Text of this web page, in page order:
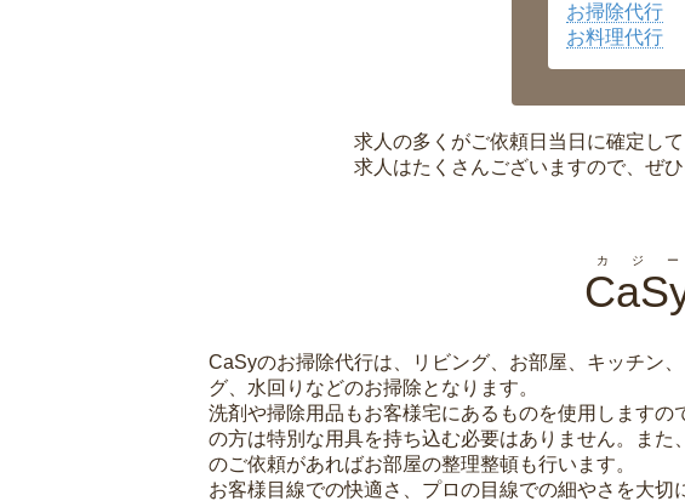
お掃除代行
お料理代行
求人の多くがご依頼日当日に確定し
求人はたくさんございますので、ぜ
カジー
CaSyのお掃除代行は、リビング、お部屋、キッチン
グ、水回りなどのお掃除となります。
洗剤や掃除用品もお客様宅にあるものを使用しますの
の方は特別な用具を持ち込む必要はありません。また
のご依頼があればお部屋の整理整頓も行います。
お客様目線での快適さ、プロの目線での細やさを大切